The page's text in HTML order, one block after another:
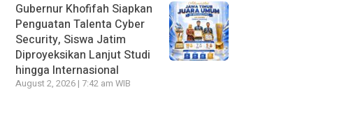
Gubernur Khofifah Siapkan
Penguatan Talenta Cyber
Security, Siswa Jatim
Diproyeksikan Lanjut Studi
hingga Internasional
August 2, 2026 | 7:42 am WIB